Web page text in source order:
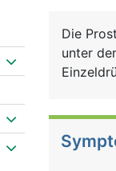
Die
unter